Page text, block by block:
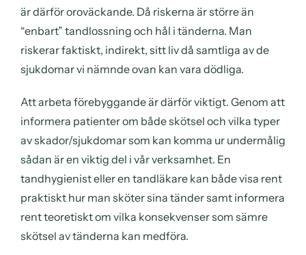
är därför oroväckande. Då riskerna är större än
“enbart” tandlossning och hål i tänderna. Man
riskerar faktiskt, indirekt, sitt liv då samtliga av de
sjukdomar vi nämnde ovan kan vara dödliga.
Att arbeta förebyggande är därför viktigt. Genom att
informera patienter om både skötsel och vilka typer
av skador/sjukdomar som kan komma ur undermålig
sådan är en viktig del i vår verksamhet. En
tandhygienist eller en tandläkare kan både visa rent
praktiskt hur man sköter sina tänder samt informera
rent teoretiskt om vilka konsekvenser som sämre
skötsel av tänderna kan medföra.